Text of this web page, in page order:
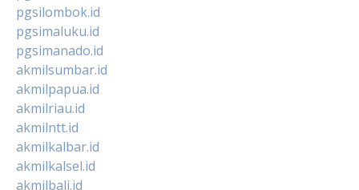
pgsilombok.id
pgsimaluku.id
pgsimanado.id
akmilsumbar.id
akmilpapua.id
akmilriau.id
akmilntt.id
akmilkalbar.id
akmilkalsel.id
akmilbali.id